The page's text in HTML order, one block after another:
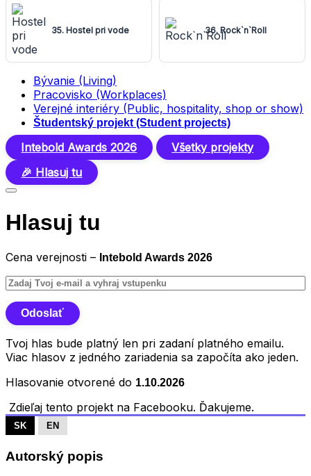
35. Hostel pri vode 36. Rock`n`Roll
Bývanie (Living)
Pracovisko (Workplaces)
Verejné interiéry (Public, hospitality, shop or show)
Študentský projekt (Student projects)
Intebold Awards 2026
Všetky projekty
🎉 Hlasuj tu
Hlasuj tu
Cena verejnosti – Intebold Awards 2026
Tvoj hlas bude platný len pri zadaní platného emailu.
Viac hlasov z jedného zariadenia sa započíta ako jeden.
Hlasovanie otvorené do 1.10.2026
Zdieľaj tento projekt na Facebooku. Ďakujeme.
SK EN
Autorský popis